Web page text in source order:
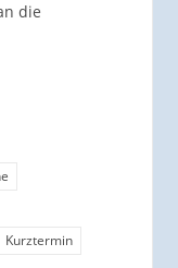
die
Kurztermin